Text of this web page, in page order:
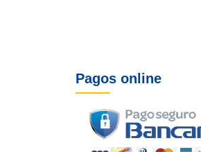
Pagos online